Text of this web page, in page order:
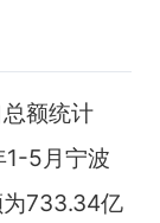
额统计
5月宁波
733.34亿